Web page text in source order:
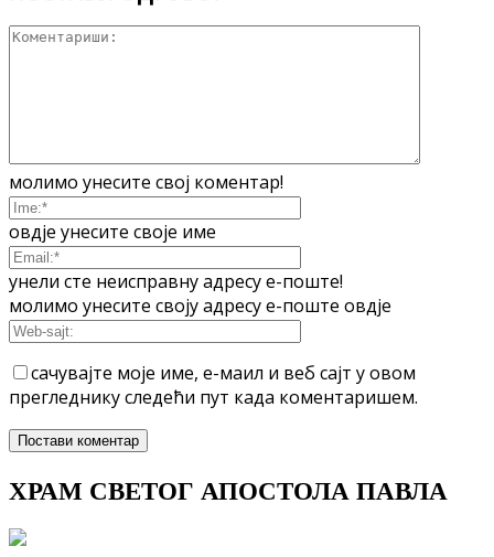
молимо унесите свој коментар!
овдје унесите своје име
унели сте неисправну адресу е-поште!
молимо унесите своју адресу е-поште овдје
сачувајте моје име, е-маил и веб сајт у овом
прегледнику следећи пут када коментаришем.
ХРАМ СВЕТОГ АПОСТОЛА ПАВЛА